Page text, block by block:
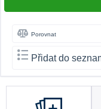
Porovnat
Přidat do